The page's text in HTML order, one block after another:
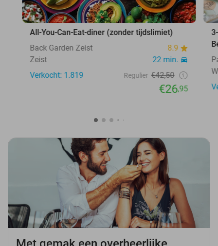
All-You-Can-Eat-diner (zonder tijdslimiet)
Back Garden Zeist
8.9
Zeist
22 min.
Verkocht: 1.819
Regulier €42,50
€26,95